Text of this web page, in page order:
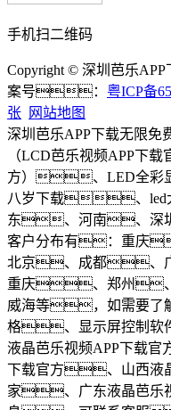
手机扫二维码
Copyright © 深圳芭乐
案号： 粤ICP备
张
网站地图
深圳芭乐APP下载无限免
（LCD芭乐视频APP下
方）、LED全彩
八岁下载、led
东、河南、深
客户分布有：重
北京、成都、
重庆、郑州
威海等，如需要了
格、显示屏控制
液晶芭乐视频APP下载
下载官方、山西液
家、广东液晶芭乐